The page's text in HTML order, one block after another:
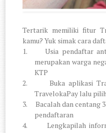
Tertarik memiliki fitur
kamu? Yuk simak cara
1.
Usia pendaftar
merupakan warga
KTP
2.
Buka aplikasi
TravelokaPay lalu
3.
Bacalah dan centang
pendaftaran
4.
Lengkapilah